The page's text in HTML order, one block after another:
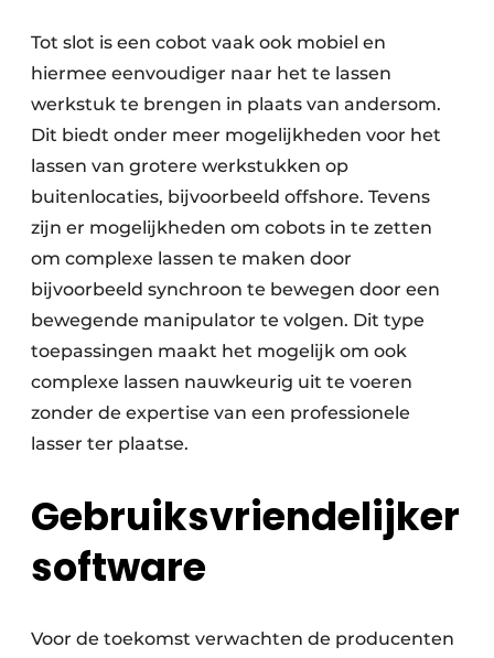
Tot slot is een cobot vaak ook mobiel en
hiermee eenvoudiger naar het te lassen
werkstuk te brengen in plaats van andersom.
Dit biedt onder meer mogelijkheden voor het
lassen van grotere werkstukken op
buitenlocaties, bijvoorbeeld offshore. Tevens
zijn er mogelijkheden om cobots in te zetten
om complexe lassen te maken door
bijvoorbeeld synchroon te bewegen door een
bewegende manipulator te volgen. Dit type
toepassingen maakt het mogelijk om ook
complexe lassen nauwkeurig uit te voeren
zonder de expertise van een professionele
lasser ter plaatse.
Gebruiksvriendelijker
software
Voor de toekomst verwachten de producenten